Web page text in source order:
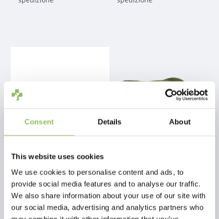
Consent Details About
This website uses cookies
We use cookies to personalise content and ads, to
provide social media features and to analyse our traffic.
We also share information about your use of our site with
our social media, advertising and analytics partners who
PET-JOY THE DOGGYBAGG STRONG COPPER
€89,98
Escl.Costi di
spedizione
€54,98
Escl.Costi di
spedizione